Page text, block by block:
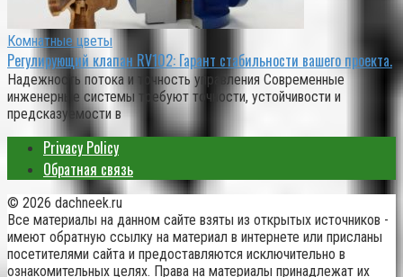
Комнатные цветы
Регулирующий клапан RV102: Гарант стабильности вашего проекта.
Надежность потока и точность управления Современные
инженерные системы требуют точности, устойчивости и
предсказуемости в
Privacy Policy
Обратная связь
© 2026 dachneek.ru
Все материалы на данном сайте взяты из открытых источников -
имеют обратную ссылку на материал в интернете или присланы
посетителями сайта и предоставляются исключительно в
ознакомительных целях. Права на материалы принадлежат их